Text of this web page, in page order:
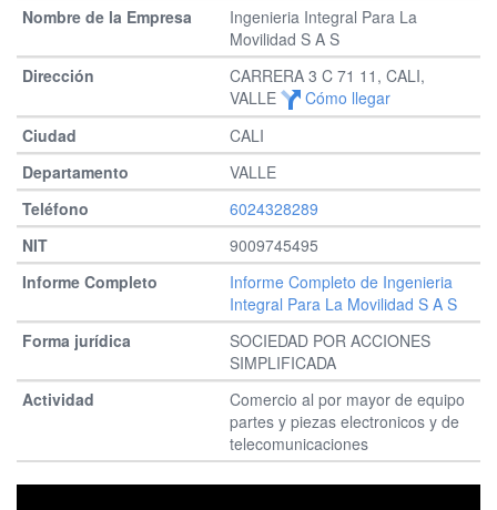
Ingenieria Integral Para La
Movilidad S A S
CARRERA 3 C 71 11, CALI,
VALLE
Cómo llegar
CALI
VALLE
6024328289
9009745495
Informe Completo de Ingenieria
Integral Para La Movilidad S A S
SOCIEDAD POR ACCIONES
SIMPLIFICADA
Comercio al por mayor de equipo
partes y piezas electronicos y de
telecomunicaciones